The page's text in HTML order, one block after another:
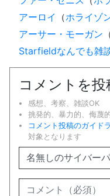
アーロイ
（ホライゾ
アーサー・モーガン
Starfieldなんでも雑
コメントを投
感想、考察、雑談OK
挑発的、暴力的、侮蔑
コメント投稿のガイド
対象となります